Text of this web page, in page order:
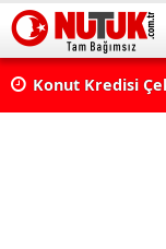
Konut Kredisi